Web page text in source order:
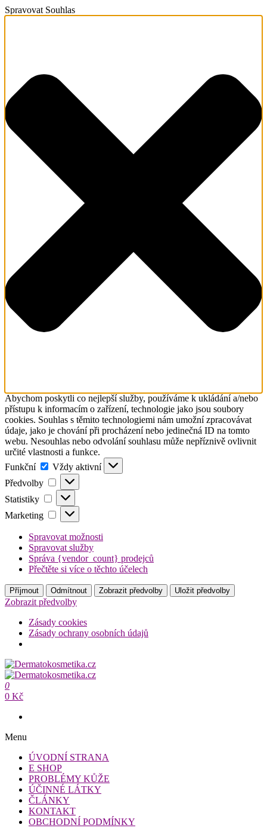
Spravovat Souhlas
Abychom poskytli co nejlepší služby, používáme k ukládání a/nebo
přístupu k informacím o zařízení, technologie jako jsou soubory
cookies. Souhlas s těmito technologiemi nám umožní zpracovávat
údaje, jako je chování při procházení nebo jedinečná ID na tomto
webu. Nesouhlas nebo odvolání souhlasu může nepříznivě ovlivnit
určité vlastnosti a funkce.
Funkční
Funkční
Vždy aktivní
Předvolby
Předvolby
Statistiky Statistiky
Marketing Marketing
Spravovat možnosti
Spravovat služby
Správa {vendor_count} prodejců
Přečtěte si více o těchto účelech
Příjmout Odmítnout Zobrazit předvolby Uložit předvolby
Zobrazit předvolby
Zásady cookies
Zásady ochrany osobních údajů
Přeskočit
na
obsah
Dermatokosmetika.cz
Dermatokosmetika.cz
0
0 Kč
Menu
ÚVODNÍ STRANA
E SHOP
PROBLÉMY KŮŽE
ÚČINNÉ LÁTKY
ČLÁNKY
KONTAKT
OBCHODNÍ PODMÍNKY